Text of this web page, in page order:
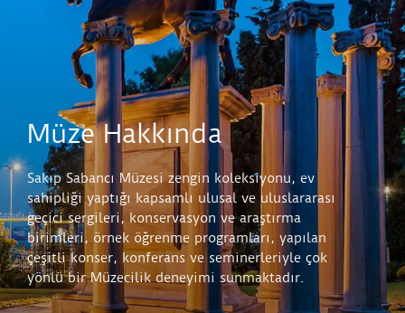
Müze Hakkında
Sakıp Sabancı Müzesi zengin koleksiyonu, ev
sahipliği yaptığı kapsamlı ulusal ve uluslararası
geçici sergileri, konservasyon ve araştırma
birimleri, örnek öğrenme programları, yapılan
çeşitli konser, konferans ve seminerleriyle çok
yönlü bir Müzecilik deneyimi sunmaktadır.